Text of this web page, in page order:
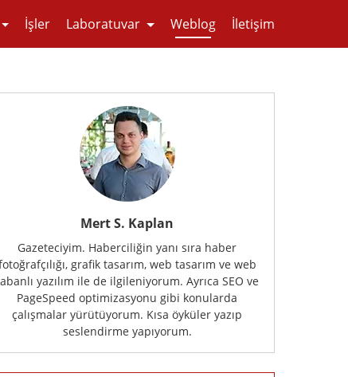
İşler Laboratuvar Weblog İletişim
Mert S. Kaplan
Gazeteciyim. Haberciliğin yanı sıra haber
grafik tasarım, web tasarım ve web
yazılım ile de ilgileniyorum. Ayrıca SEO ve
PageSpeed optimizasyonu gibi konularda
çalışmalar yürütüyorum. Kısa öyküler yazıp
seslendirme yapıyorum.